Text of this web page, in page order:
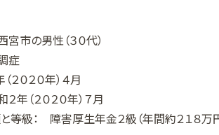
市の男性（３０代）
症
０２０年）４月
（２０２０年）７月
等級： 障害厚生年金２級（年間約２１８万